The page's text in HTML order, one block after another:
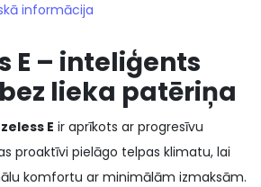
informācija
E – inteliģents
lieka patēriņa
E ir aprīkots ar progresīvu
proaktīvi pielāgo telpas klimatu, lai
komfortu ar minimālām izmaksām.